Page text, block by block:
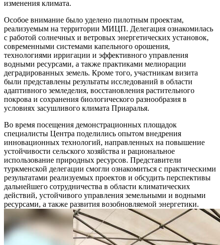
изменения климата.
Особое внимание было уделено пилотным проектам,
реализуемым на территории МИЦП. Делегация ознакомилась
с работой солнечных и ветровых энергетических установок,
современными системами капельного орошения,
технологиями ирригации и эффективного управления
водными ресурсами, а также практиками мелиорации
деградированных земель. Кроме того, участникам визита
были представлены результаты исследований в области
адаптивного земледелия, восстановления растительного
покрова и сохранения биологического разнообразия в
условиях засушливого климата Приаралья.
Во время посещения демонстрационных площадок
специалисты Центра поделились опытом внедрения
инновационных технологий, направленных на повышение
устойчивости сельского хозяйства и рациональное
использование природных ресурсов. Представители
туркменской делегации смогли ознакомиться с практическими
результатами реализуемых проектов и обсудить перспективы
дальнейшего сотрудничества в области климатических
действий, устойчивого управления земельными и водными
ресурсами, а также развития возобновляемой энергетики.